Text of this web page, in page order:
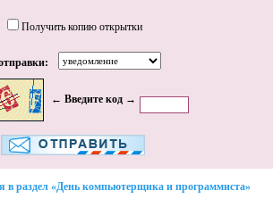
Получить копию открытки
← Введите код →
в раздел «День компьютерщика и программиста»